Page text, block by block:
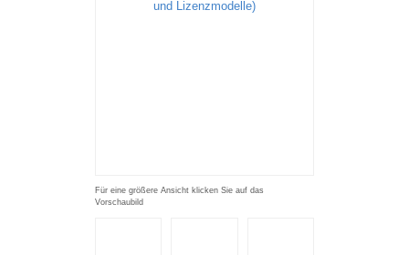
Für eine größere Ansicht klicken Sie auf das
Vorschaubild